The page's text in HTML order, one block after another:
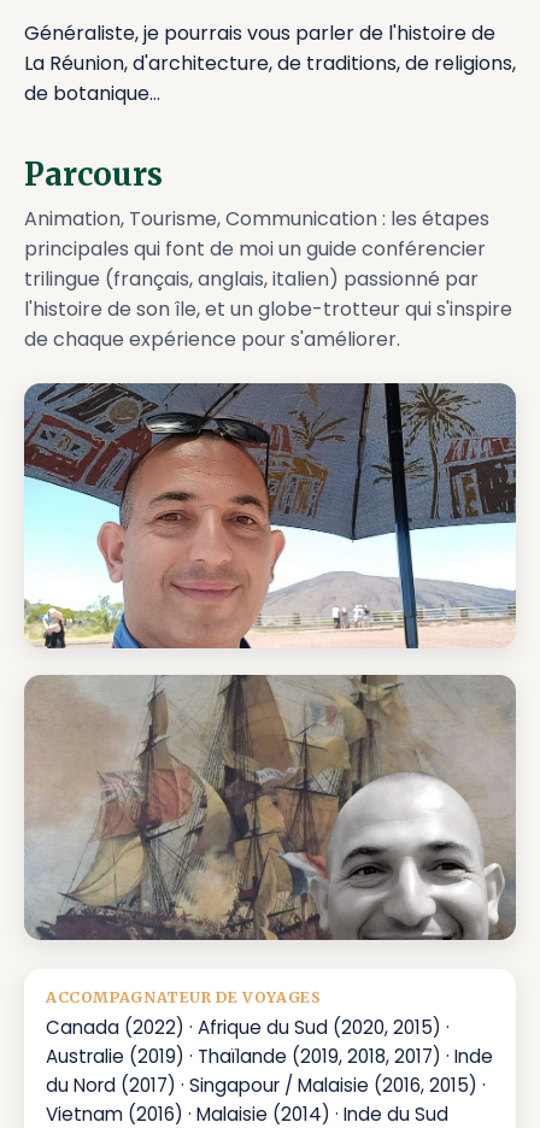
Généraliste, je pourrais vous parler de l'histoire de
La Réunion, d'architecture, de traditions, de religions,
de botanique…
Parcours
Animation, Tourisme, Communication : les étapes
principales qui font de moi un guide conférencier
trilingue (français, anglais, italien) passionné par
l'histoire de son île, et un globe-trotteur qui s'inspire
de chaque expérience pour s'améliorer.
ACCOMPAGNATEUR DE VOYAGES
Canada (2022) · Afrique du Sud (2020, 2015) ·
Australie (2019) · Thaïlande (2019, 2018, 2017) · Inde
du Nord (2017) · Singapour / Malaisie (2016, 2015) ·
Vietnam (2016) · Malaisie (2014) · Inde du Sud